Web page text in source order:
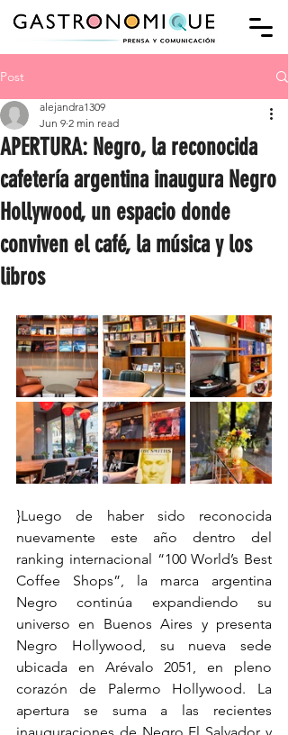
Post
APERTURA: Negro, la reconocida
cafetería argentina inaugura Negro
Hollywood, un espacio donde
conviven el café, la música y los
libros
alejandra1309
Jun 9 2 min read
}Luego de haber sido reconocida
nuevamente este año dentro del
ranking internacional “100 World’s Best
Coffee Shops”, la marca argentina
Negro continúa expandiendo su
universo en Buenos Aires y presenta
Negro Hollywood, su nueva sede
ubicada en Arévalo 2051, en pleno
corazón de Palermo Hollywood. La
apertura se suma a las recientes